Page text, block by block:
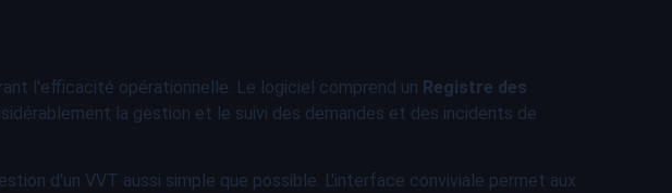
l'efficacité opérationnelle. Le logiciel comprend un Registre des
la gestion et le suivi des demandes et des incidents de
d'un VVT aussi simple que possible. L'interface conviviale permet aux